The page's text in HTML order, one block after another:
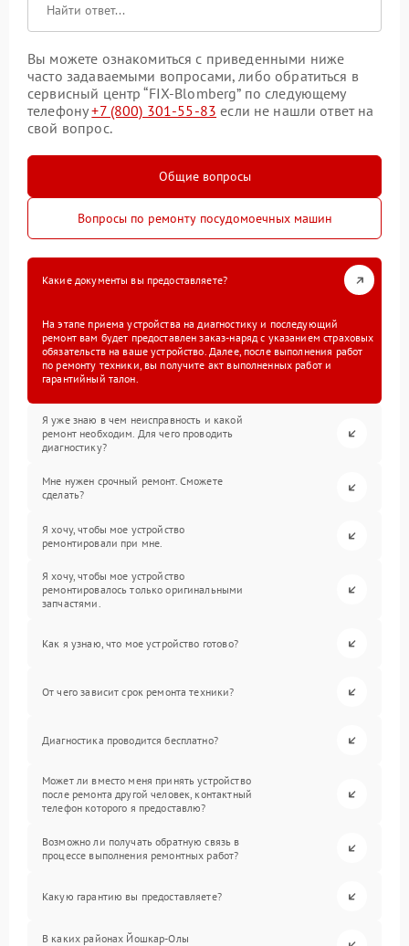
Вы можете ознакомиться с приведенными ниже
часто задаваемыми вопросами, либо обратиться в
сервисный центр “FIX-Blomberg” по следующему
телефону+7 (800) 301-55-83 если не нашли ответ на
свой вопрос.
Общие вопросы
Вопросы по ремонту посудомоечных машин
Какие документы вы предоставляете?
На этапе приема устройства на диагностику и последующий
ремонт вам будет предоставлен заказ-наряд с указанием страховых
обязательств на ваше устройство. Далее, после выполнения работ
по ремонту техники, вы получите акт выполненных работ и
гарантийный талон.
Я уже знаю в чем неисправность и какой
ремонт необходим. Для чего проводить
диагностику?
Мне нужен срочный ремонт. Сможете
сделать?
Я хочу, чтобы мое устройство
ремонтировали при мне.
Я хочу, чтобы мое устройство
ремонтировалось только оригинальными
запчастями.
Как я узнаю, что мое устройство готово?
От чего зависит срок ремонта техники?
Диагностика проводится бесплатно?
Может ли вместо меня принять устройство
после ремонта другой человек, контактный
телефон которого я предоставлю?
Возможно ли получать обратную связь в
процессе выполнения ремонтных работ?
Какую гарантию вы предоставляете?
В каких районах Йошкар-Олы